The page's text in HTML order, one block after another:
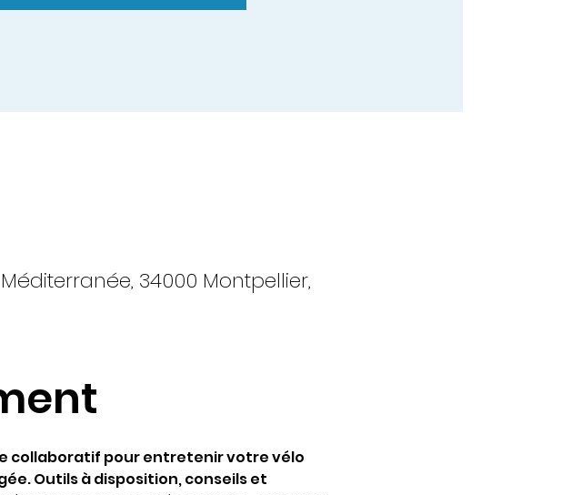
34000 Montpellier,
collaboratif pour entretenir votre vélo
Outils à disposition, conseils et